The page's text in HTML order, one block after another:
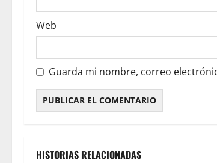
Web
Guarda mi nombre, correo
HISTORIAS RELACIONADAS